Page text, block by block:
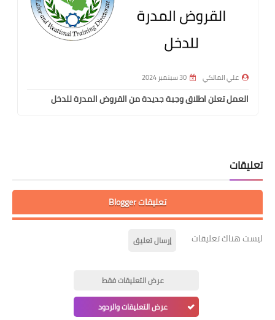
علي المالكي 30 سبتمبر 2024
العمل تعلن اطلاق وجبة جديدة من القروض المدرة للدخل
تعليقات
تعليقات Blogger
ليست هناك تعليقات إرسال تعليق
عرض التعليقات فقط
عرض التعليقات والردود